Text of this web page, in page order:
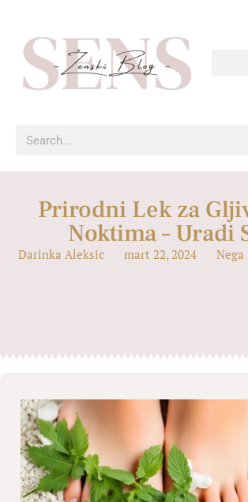
Prirodni Lek za
Noktima – Uradi
Darinka Aleksic mart 22, 2024 Nega